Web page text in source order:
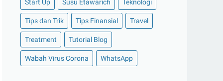
Yuk, Kelola Uang THR di AJAIB untuk
Dapetin Saldo ...
Sederet Model Baju Batik Wanita yang
Bisa Menjadi ...
Ingin Meraup Rupiah di Musim Hujan?
Coba 6 Ide Bis...
Start Up Susu Etawarich Teknologi
Tips dan Trik Tips Finansial Travel
Treatment Tutorial Blog
Wabah Virus Corona WhatsApp